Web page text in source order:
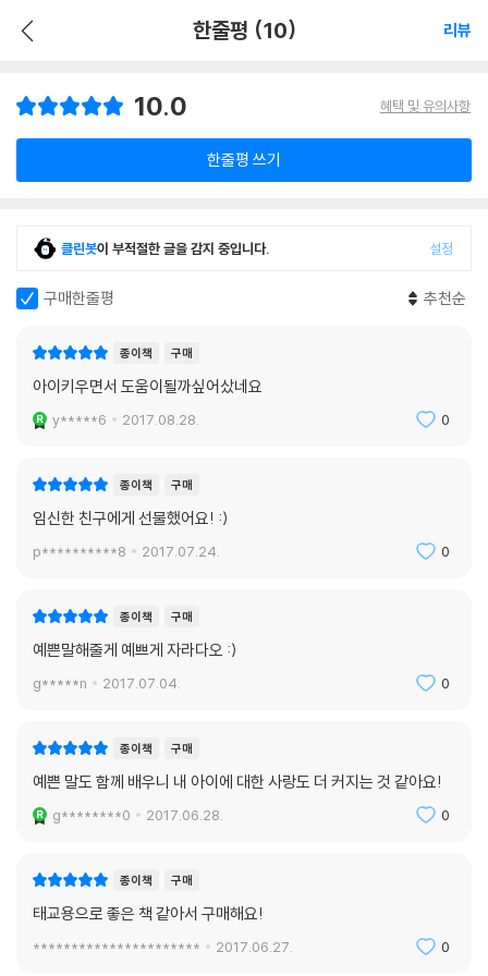
한줄평 (10) 리뷰
10.0 혜택 및 유의사항
한줄평 쓰기
클린봇이 부적절한 글을 감지 중입니다. 설정
구매한줄평 추천순
종이책 구매
아이키우면서 도움이될까싶어샀네요
y*****6 2017.08.28. 0
종이책 구매
임신한 친구에게 선물했어요! :)
p**********8 2017.07.24. 0
종이책 구매
예쁜말해줄게 예쁘게 자라다오 :)
g*****n 2017.07.04. 0
종이책 구매
예쁜 말도 함께 배우니 내 아이에 대한 사랑도 더 커지는 것 같아요!
g********0 2017.06.28. 0
종이책 구매
태교용으로 좋은 책 같아서 구매해요!
********************** 2017.06.27. 0